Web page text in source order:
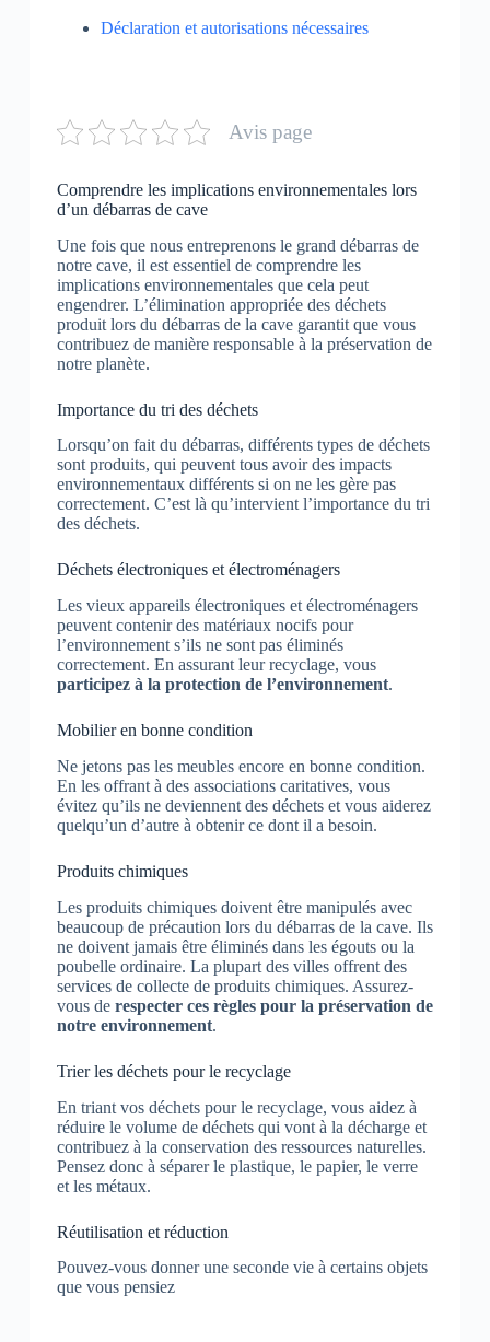
Déclaration et autorisations nécessaires
Avis page
Comprendre les implications environnementales lors
d’un débarras de cave
Une fois que nous entreprenons le grand débarras de
notre cave, il est essentiel de comprendre les
implications environnementales que cela peut
engendrer. L’élimination appropriée des déchets
produit lors du débarras de la cave garantit que vous
contribuez de manière responsable à la préservation de
notre planète.
Importance du tri des déchets
Lorsqu’on fait du débarras, différents types de déchets
sont produits, qui peuvent tous avoir des impacts
environnementaux différents si on ne les gère pas
correctement. C’est là qu’intervient l’importance du tri
des déchets.
Déchets électroniques et électroménagers
Les vieux appareils électroniques et électroménagers
peuvent contenir des matériaux nocifs pour
l’environnement s’ils ne sont pas éliminés
correctement. En assurant leur recyclage, vous
participez à la protection de l’environnement.
Mobilier en bonne condition
Ne jetons pas les meubles encore en bonne condition.
En les offrant à des associations caritatives, vous
évitez qu’ils ne deviennent des déchets et vous aiderez
quelqu’un d’autre à obtenir ce dont il a besoin.
Produits chimiques
Les produits chimiques doivent être manipulés avec
beaucoup de précaution lors du débarras de la cave. Ils
ne doivent jamais être éliminés dans les égouts ou la
poubelle ordinaire. La plupart des villes offrent des
services de collecte de produits chimiques. Assurez-
vous de respecter ces règles pour la préservation de
notre environnement.
Trier les déchets pour le recyclage
En triant vos déchets pour le recyclage, vous aidez à
réduire le volume de déchets qui vont à la décharge et
contribuez à la conservation des ressources naturelles.
Pensez donc à séparer le plastique, le papier, le verre
et les métaux.
Réutilisation et réduction
Pouvez-vous donner une seconde vie à certains objets
que vous pensiez